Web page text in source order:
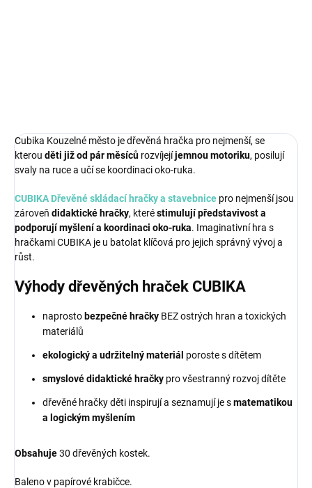
Cubika Kouzelné město je dřevěná hračka pro nejmenší, se
kterou děti již od pár měsíců rozvíjejíjemnou motoriku, posilují
svaly na ruce a učí se koordinaci oko-ruka.
CUBIKA Dřevěné skládací hračky a stavebnice pro nejmenší jsou
zároveň didaktické hračky, kteréstimulují představivost a
podporují myšlení a koordinaci oko-ruka. Imaginativní hra s
hračkami CUBIKA je u batolat klíčová pro jejich správný vývoj a
růst.
Výhody dřevěných hraček CUBIKA
naprosto bezpečné hračky BEZ ostrých hran a toxických
materiálů
ekologický a udržitelný materiál poroste s dítětem
smyslové didaktické hračky pro všestranný rozvoj dítěte
dřevěné hračky děti inspirují a seznamují je smatematikou
a logickým myšlením
Obsahuje30 dřevěných kostek.
Baleno v papírové krabičce.